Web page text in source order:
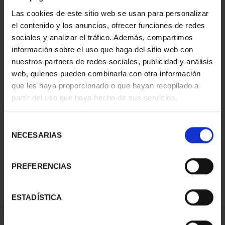
Las cookies de este sitio web se usan para personalizar
el contenido y los anuncios, ofrecer funciones de redes
sociales y analizar el tráfico. Además, compartimos
información sobre el uso que haga del sitio web con
nuestros partners de redes sociales, publicidad y análisis
web, quienes pueden combinarla con otra información
que les haya proporcionado o que hayan recopilado a
partir del uso que haya hecho de sus servicios.
NECESARIAS
PREFERENCIAS
ESTADÍSTICA
BATALLA DE LEPANTO
COMP...